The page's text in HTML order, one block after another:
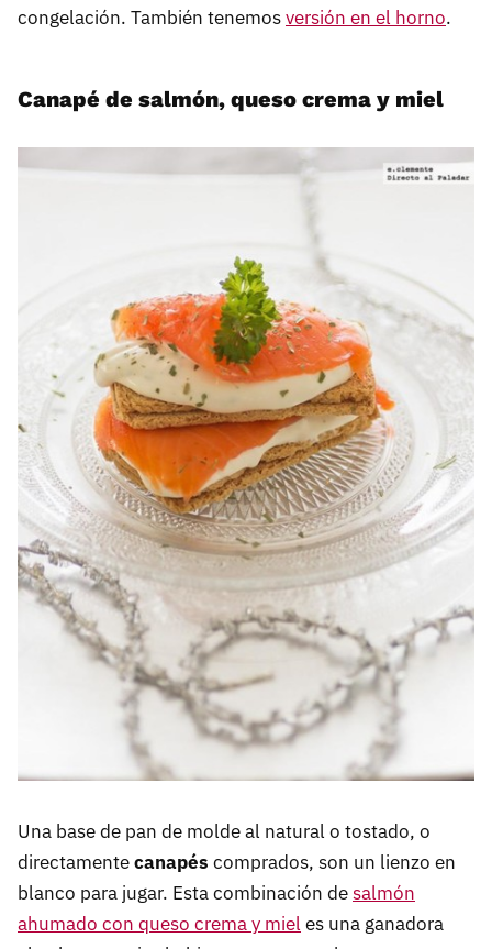
congelación. También tenemosversión en el horno.
Canapé de salmón, queso crema y miel
Una base de pan de molde al natural o tostado, o
directamentecanapés comprados, son un lienzo en
blanco para jugar. Esta combinación desalmón
ahumado con queso crema y mieles una ganadora